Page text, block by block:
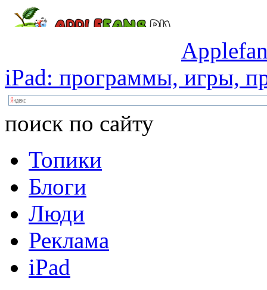
iPad: программы, игры,
поиск по сайту
Топики
Блоги
Люди
Реклама
iPad